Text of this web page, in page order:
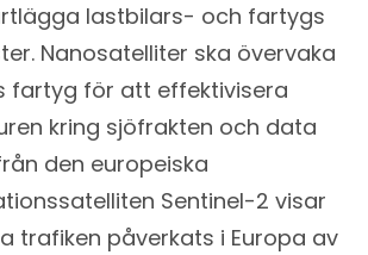
lastbilars- och fartygs
Nanosatelliter ska övervaka
fartyg för att effektivisera
kring sjöfrakten och data
den europeiska
Sentinel-2 visar
trafiken påverkats i Europa av